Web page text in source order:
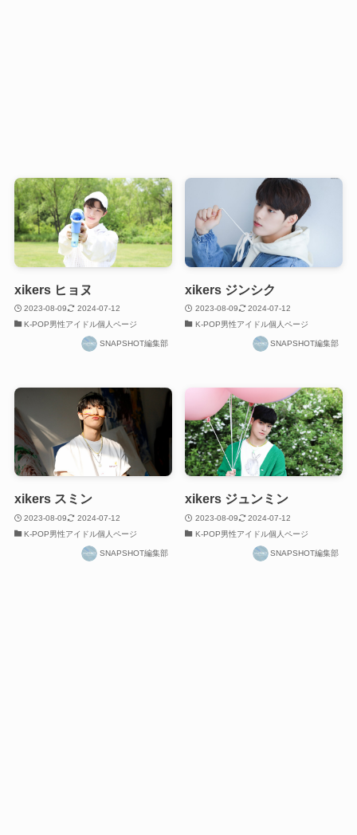
xikers ヒョヌ
2023-08-09
2024-07-12
K-POP男性アイドル個人ページ
SNAPSHOT編集部
xikers ジンシク
2023-08-09
2024-07-12
K-POP男性アイドル個人ページ
SNAPSHOT編集部
xikers スミン
2023-08-09
2024-07-12
K-POP男性アイドル個人ページ
SNAPSHOT編集部
xikers ジュンミン
2023-08-09
2024-07-12
K-POP男性アイドル個人ページ
SNAPSHOT編集部